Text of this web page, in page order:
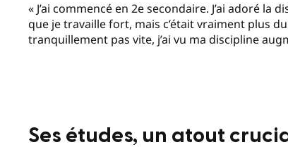
« J’ai commencé en 2esecondaire. J’ai adoré la
que je travaille fort, mais c’était vraiment plus
tranquillement pas vite, j’ai vu ma discipline
Ses études, un atout